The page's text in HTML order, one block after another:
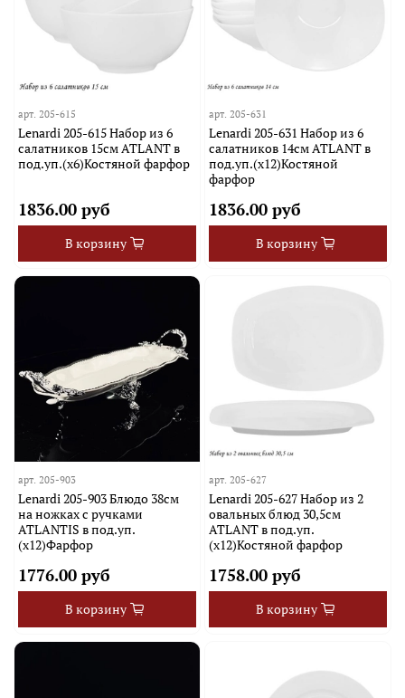
арт.205-615
Lenardi 205-615 Набор из 6
салатников 15см ATLANT в
под.уп.(х6)Костяной фарфор
1836.00 руб
В корзину
арт. 205-631
Lenardi 205-631 Набор из 6
салатников 14см ATLANT в
под.уп.(х12)Костяной
фарфор
1836.00 руб
В корзину
арт.205-903
Lenardi 205-903 Блюдо 38см
на ножках с ручками
ATLANTIS в под.уп.
(х12)Фарфор
1776.00 руб
В корзину
арт. 205-627
Lenardi 205-627 Набор из 2
овальных блюд 30,5см
ATLANT в под.уп.
(х12)Костяной фарфор
1758.00 руб
В корзину